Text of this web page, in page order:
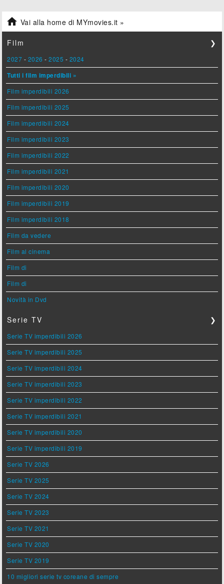
 Vai alla home di MYmovies.it »
Film ❯
2027 - 2026 -2025 - 2024
Tutti i film imperdibili »
Film imperdibili 2026
Film imperdibili 2025
Film imperdibili 2024
Film imperdibili 2023
Film imperdibili 2022
Film imperdibili 2021
Film imperdibili 2020
Film imperdibili 2019
Film imperdibili 2018
Film da vedere
Film al cinema
Film di
Film di
Novità in Dvd
Serie TV ❯
Serie TV imperdibili 2026
Serie TV imperdibili 2025
Serie TV imperdibili 2024
Serie TV imperdibili 2023
Serie TV imperdibili 2022
Serie TV imperdibili 2021
Serie TV imperdibili 2020
Serie TV imperdibili 2019
Serie TV 2026
Serie TV 2025
Serie TV 2024
Serie TV 2023
Serie TV 2021
Serie TV 2020
Serie TV 2019
10 migliori serie tv coreane di sempre